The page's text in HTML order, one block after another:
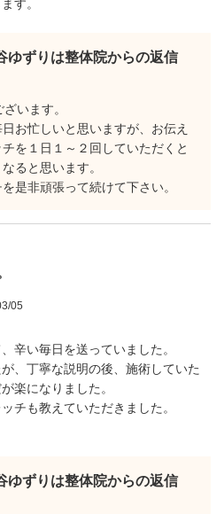
す。
ゆずりは整体院からの返信
います。
お忙しいと思いますが、お伝え
を１日１～２回していただくと
ると思います。
是非頑張って続けて下さい。
05
辛い毎日を送っていました。
、丁寧な説明の後、施術していた
楽になりました。
チも教えていただきました。
ゆずりは整体院からの返信